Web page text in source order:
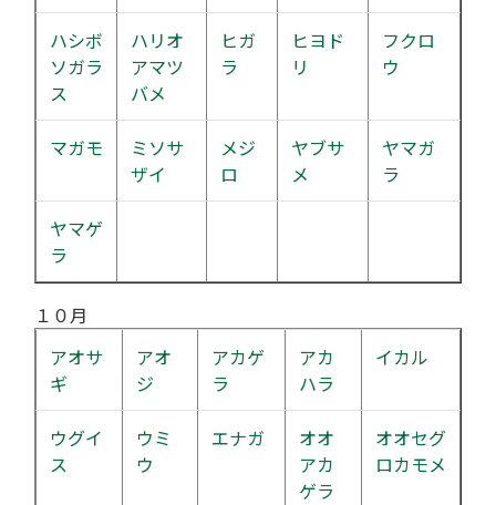
ハシボ
ソガラ
ス
ハリオ
アマツ
バメ
ヒガ
ラ
ヒヨド
リ
フクロ
ウ
マガモ
ミソサ
ザイ
メジ
ロ
ヤブサ
メ
ヤマガ
ラ
ヤマゲ
ラ
１０月
アオサ
ギ
アオ
ジ
アカゲ
ラ
アカ
ハラ
イカル
ウグイ
ス
ウミ
ウ
エナガ
オオ
アカ
ゲラ
オオセグ
ロカモメ